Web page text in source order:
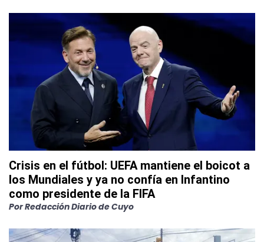
Crisis en el fútbol: UEFA mantiene el boicot a
los Mundiales y ya no confía en Infantino
como presidente de la FIFA
PorRedacción Diario de Cuyo